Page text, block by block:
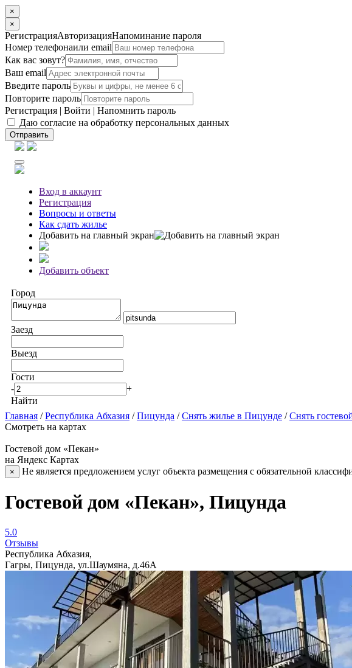
×
×
РегистрацияАвторизацияНапоминание пароля
Номер телефонаили email
Как вас зовут?
Ваш email
Введите пароль
Повторите пароль
Регистрация | Войти | Напомнить пароль
Даю согласие на обработку персональных данных
Отправить
Вход в аккаунт
Регистрация
Вопросы и ответы
Как сдать жилье
Добавить на главный экран
Добавить объект
Город
Заезд
Выезд
Гости
-
+
Найти
Главная /Республика Абхазия /Пицунда /Снять жилье в Пицунде /Снять
Смотреть на картах
Гостевой дом «Пекан»
на Яндекс Картах
× Не является предложением услуг объекта размещения с обязательной
Гостевой дом «Пекан», Пицунда
5.0
Отзывы
Республика Абхазия,
Гагры, Пицунда, ул.Шаумяна, д.46А